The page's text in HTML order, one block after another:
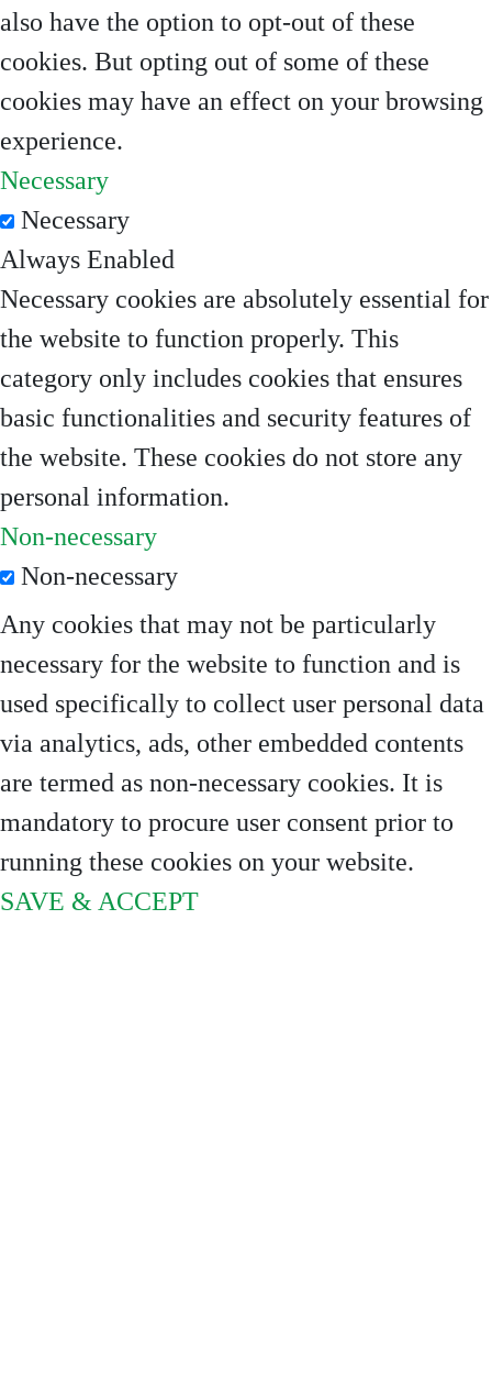
also have the option to opt-out of these
cookies. But opting out of some of these
cookies may have an effect on your browsing
experience.
Necessary
Necessary
Always Enabled
Necessary cookies are absolutely essential for
the website to function properly. This
category only includes cookies that ensures
basic functionalities and security features of
the website. These cookies do not store any
personal information.
Non-necessary
Non-necessary
Any cookies that may not be particularly
necessary for the website to function and is
used specifically to collect user personal data
via analytics, ads, other embedded contents
are termed as non-necessary cookies. It is
mandatory to procure user consent prior to
running these cookies on your website.
SAVE & ACCEPT